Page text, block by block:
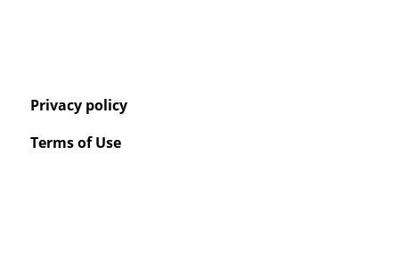
Privacy policy
Terms of Use